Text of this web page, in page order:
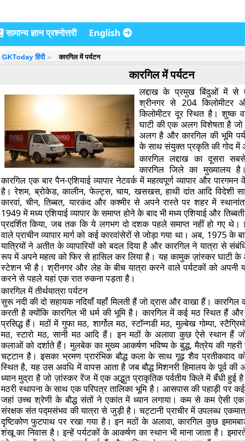
सामान्य ज्ञान प्रश्नोत्तरी English
GKToday हिंदी कारगिल में पर्यटन
कारगिल में पर्यटन
लद्दाख के प्रमुख बिंदुओं में से
श्रीनगर से 204
किलोमीटर दूर स्थित है। शुष्क
घाटी की एक अलग विशेषता है
अलग है और कारगिल की भूमि
के साथ संयुक्त प्रकृति की गोद में
कारगिल लद्दाख का दूसरा
कारगिल जिले का मुख्यालय
कारगिल एक बार पैन-एशियाई व्यापार नेटवर्क में महत्वपूर्ण व्यापार और
है। रेशम, ब्रोकेड, कालीन, फेल्ट्स, चाय, खसखस, हाथी दांत आदि विदेशी
कारवां, चीन, तिब्बत, यारकंद और कश्मीर से अपने रास्ते पर शहर में
1949 में मध्य एशियाई व्यापार के समाप्त होने के बाद भी मध्य एशियाई और
प्रदर्शित किया, जब तक कि ये लगभग दो दशक पहले समाप्त नहीं हो गए
वाले प्राचीन व्यापार मार्ग को कई कारवांसेरों से जोड़ा गया था। अब, 1975 के
यात्रियों ने अतीत के व्यापारियों को बदल दिया है और कारगिल ने यात्रा से
रूप में अपने महत्व को फिर से हासिल कर लिया है। यह कामुक ज़ांस्कर
स्टेशन भी है। श्रीनगर और लेह के बीच यात्रा करने वाले पर्यटकों को अपनी
करने से पहले यहां एक रात रुकना पड़ता है।
कारगिल में तीर्थयात्रा पर्यटन
सुरू नदी की दो सहायक नदियाँ यहाँ मिलती हैं जो द्रास और वाखा हैं। कारगिल
करती है क्योंकि कारगिल भी धर्म की भूमि है। कारगिल में कई मठ स्थित हैं और
प्रसिद्ध हैं। मठों में गुफा मठ, शार्गोल मठ, स्टॉन्गडी मठ, मुल्बेख गोम्पा,
मठ, स्टारो मठ, सानी मठ आदि हैं। इन मठों के अलावा कुछ ऐसे स्थान हैं जो
कलाओं को दर्शाते हैं। मुलबेक का मुख्य आकर्षण भविष्य के बुद्ध, मैत्रेय की
चट्टान है। इसका भ्रमण प्रारंभिक बौद्ध कला के साथ गूढ़ शैव प्रतीकवाद
स्थित है, यह उस अवधि में वापस आता है जब बौद्ध मिशनरी हिमालय के पूर्व
ध्यान मुद्रा है जो ज़ांस्कर रेंज में एक अद्भुत प्राकृतिक पर्वतीय किले में बँधी
मठरी स्थापना के साथ एक परिपत्र तालिका भूमि है। आसपास की पहाड़ी पर
जहां उच्च श्रेणी के बौद्ध संतों ने एकांत में ध्यान लगाया। कम से कम ऐसी एक
संरक्षक संत पद्मसंभव की यात्रा से जुड़ी है। चट्टानी प्राचीर में उपलब्ध
दृष्टिकोण फुटपाथ पर रखा गया है। इन मठों के अलावा, कारगिल कुछ
शंखू का निवास है। इन्हें पर्यटकों के आकर्षण का स्थान भी माना जाता है।